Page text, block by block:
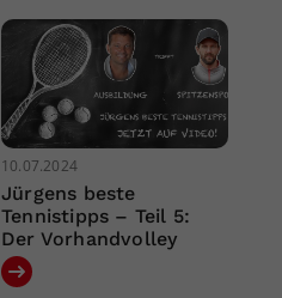
10.07.2024
Jürgens beste
Tennistipps – Teil 5:
Der Vorhandvolley